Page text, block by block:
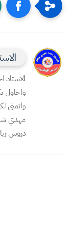
واحاول
واتمنى
مهدي
دروس